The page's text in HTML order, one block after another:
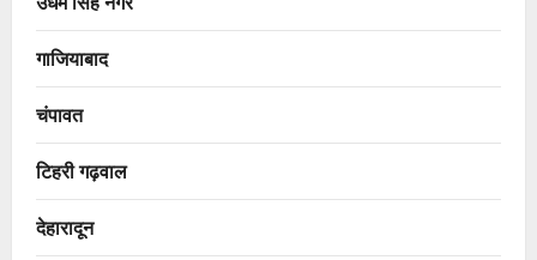
गाजियाबाद
चंपावत
टिहरी गढ़वाल
देहारादून